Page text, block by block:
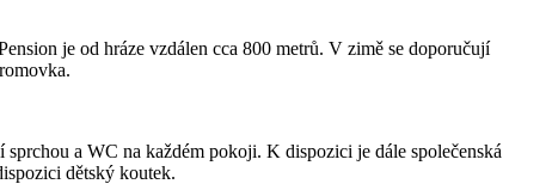
je od hráze vzdálen cca 800 metrů. V zimě se doporučují
a WC na každém pokoji. K dispozici je dále společenská
dětský koutek.